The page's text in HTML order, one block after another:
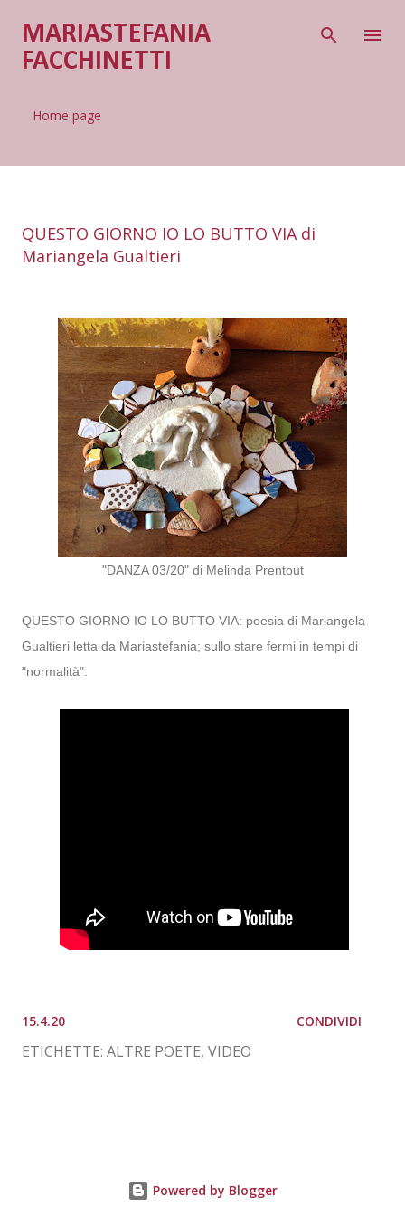
Passa ai contenuti principali
MARIASTEFANIA
FACCHINETTI
Home page
QUESTO GIORNO IO LO BUTTO VIA di
Mariangela Gualtieri
"DANZA 03/20" di Melinda Prentout
QUESTO GIORNO IO LO BUTTO VIA: poesia di Mariangela
Gualtieri letta da Mariastefania; sullo stare fermi in tempi di
"normalità".
15.4.20
ETICHETTE: ALTRE POETE VIDEO
CONDIVIDI
Powered by Blogger